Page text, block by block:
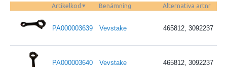
Artikelkod Benämning Alternativa artnr
PA000003639 Vevstake 465812, 3092237
PA000003640 Vevstake 465812, 3092237